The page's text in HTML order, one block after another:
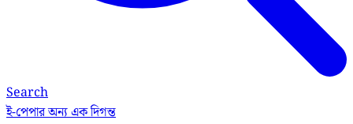
Search
ই-পেপারঅন্য এক দিগন্ত